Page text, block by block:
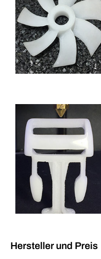
Hersteller und Preis